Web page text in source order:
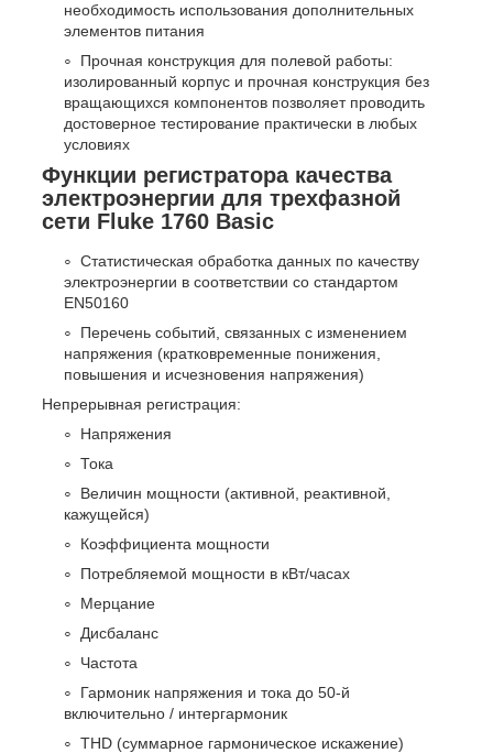
необходимость использования дополнительных
элементов питания
Прочная конструкция для полевой работы:
изолированный корпус и прочная конструкция без
вращающихся компонентов позволяет проводить
достоверное тестирование практически в любых
условиях
Функции регистратора качества
электроэнергии для трехфазной
сети Fluke 1760 Basic
Статистическая обработка данных по качеству
электроэнергии в соответствии со стандартом
EN50160
Перечень событий, связанных с изменением
напряжения (кратковременные понижения,
повышения и исчезновения напряжения)
Непрерывная регистрация:
Напряжения
Тока
Величин мощности (активной, реактивной,
кажущейся)
Коэффициента мощности
Потребляемой мощности в кВт/часах
Мерцание
Дисбаланс
Частота
Гармоник напряжения и тока до 50-й
включительно / интергармоник
THD (суммарное гармоническое искажение)